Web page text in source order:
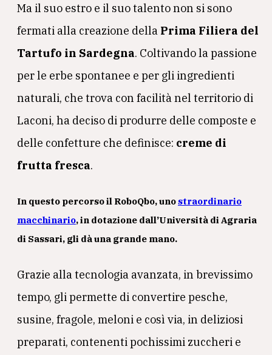
Ma il suo estro e il suo talento non si sono
fermati alla creazione della Prima Filiera del
Tartufo in Sardegna. Coltivando la passione
per le erbe spontanee e per gli ingredienti
naturali, che trova con facilità nel territorio di
Laconi, ha deciso di produrre delle composte e
delle confetture che definisce: creme di
frutta fresca.
In questo percorso il RoboQbo,unostraordinario
macchinario, in dotazione dall’Università di Agraria
di Sassari, gli dà una grande mano.
Grazie alla tecnologia avanzata, in brevissimo
tempo, gli permette di convertire pesche,
susine, fragole, meloni e così via, in deliziosi
preparati, contenenti pochissimi zuccheri e